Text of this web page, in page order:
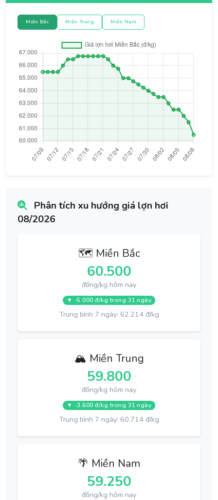
Miền Bắc Miền Trung Miền Nam
Phân tích xu hướng giá lợn hơi
08/2026
🗺️ Miền Bắc
60.500
đồng/kg hôm nay
▼ -5.000 đ/kg trong 31 ngày
Trung bình 7 ngày: 62.214 đ/kg
🏔️ Miền Trung
59.800
đồng/kg hôm nay
▼ -3.600 đ/kg trong 31 ngày
Trung bình 7 ngày: 60.714 đ/kg
🌴 Miền Nam
59.250
đồng/kg hôm nay